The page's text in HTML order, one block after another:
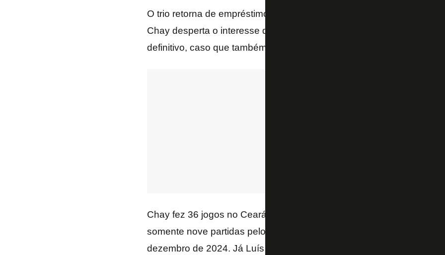
O trio retorna de empréstimo agora no fim do ano, mas não estão
Chay desperta o interesse de outros clubes e pode ser emprestado
definitivo, caso que também se aplica aos outros dois.
Chay fez 36 jogos no Ceará, com dois gols e duas assistências,
somente nove partidas pelo Vozão – ambos tem contrato com o
dezembro de 2024. Já Luís Oyama fez um gol em 11 jogos pelo